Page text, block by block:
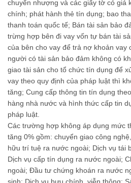
chuyển nhượng và các giấy tờ có giá
chính; phát hành thẻ tín dụng; bao
thanh toán quốc tế; Bán tài sản bảo
trừng hợp bên đi vay vốn tự bán tài
của bên cho vay để trả nợ khoản vay
người có tài sản bảo đảm không có
giao tài sản cho tổ chức tín dụng để
vay theo quy định của pháp luật thì
tăng; Cung cấp thông tin tín dụng
hàng nhà nước và hình thức cấp tin
pháp luật.
Các trường hợp không áp dụng mức
tăng 0% gồm: chuyển giao công
hữu trí tuệ ra nước ngoài; Dịch vụ tái
Dịch vụ cấp tín dụng ra nước ngoài;
ngoài; Đầu tư chứng khoán ra nước